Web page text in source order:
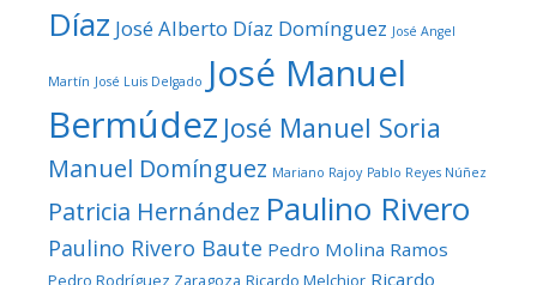
Díaz José Alberto Díaz Domínguez José Angel
Martín José Luis Delgado José Manuel
Bermúdez José Manuel Soria
Manuel Domínguez Mariano Rajoy Pablo Reyes Núñez
Patricia Hernández Paulino Rivero
Paulino Rivero Baute Pedro Molina Ramos
Pedro Rodríguez Zaragoza Ricardo Melchior Ricardo